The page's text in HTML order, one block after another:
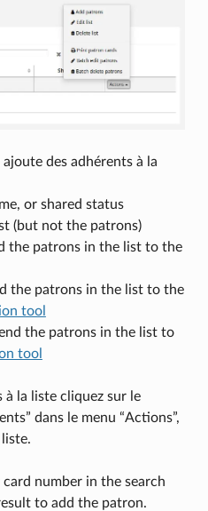
des adhérents à la
or shared status
(but not the patrons)
the patrons in the list to the
the patrons in the list to the
tool
the patrons in the list to
tool
à la liste cliquez sur le
dans le menu “Actions”,
card number in the search
to add the patron.